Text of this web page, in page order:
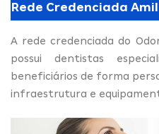
Rede Credenciada
A rede credenciada do
possui dentistas
beneficiários de forma
infraestrutura e